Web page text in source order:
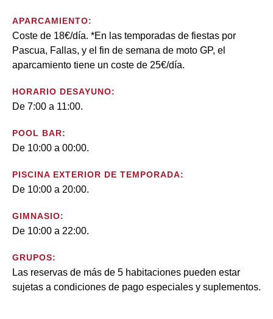
APARCAMIENTO:
Coste de 18€/día. *En las temporadas de fiestas por
Pascua, Fallas, y el fin de semana de moto GP, el
aparcamiento tiene un coste de 25€/día.
HORARIO DESAYUNO:
De 7:00 a 11:00.
POOL BAR:
De 10:00 a 00:00.
PISCINA EXTERIOR DE TEMPORADA:
De 10:00 a 20:00.
GIMNASIO:
De 10:00 a 22:00.
GRUPOS:
Las reservas de más de 5 habitaciones pueden estar
sujetas a condiciones de pago especiales y suplementos.